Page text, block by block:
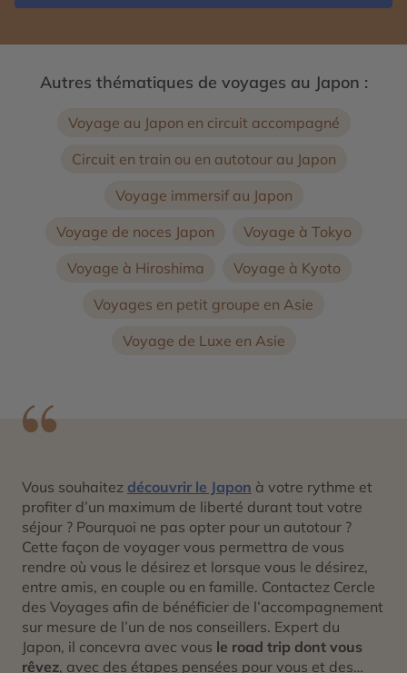
Autres thématiques de voyages au Japon :
Voyage au Japon en circuit accompagné
Circuit en train ou en autotour au Japon
Voyage immersif au Japon
Voyage de noces Japon
Voyage à Tokyo
Voyage à Hiroshima
Voyage à Kyoto
Voyages en petit groupe en Asie
Voyage de Luxe en Asie
Vous souhaitez découvrir le Japon à votre rythme et
profiter d’un maximum de liberté durant tout votre
séjour ? Pourquoi ne pas opter pour un autotour ?
Cette façon de voyager vous permettra de vous
rendre où vous le désirez et lorsque vous le désirez,
entre amis, en couple ou en famille. Contactez Cercle
des Voyages afin de bénéficier de l’accompagnement
sur mesure de l’un de nos conseillers. Expert du
Japon, il concevra avec vous le road trip dont vous
rêvez, avec des étapes pensées pour vous et des